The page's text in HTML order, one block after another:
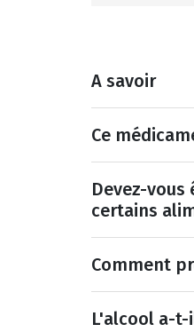
A savoir
Ce
Devez-
certains
Comment
L'alcool a-t-